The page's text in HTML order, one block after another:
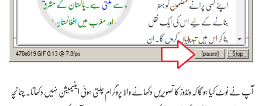
آپ نے نوٹ کیا ہوگا کہ ونڈوز کا تصویریں دکھانے والا پروگرام چلتی ہوئی اینیمیشن نہیں دکھاتا۔ چنانچہ